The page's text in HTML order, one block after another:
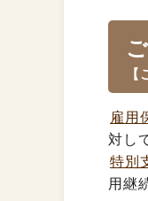
雇用
対し
特別
用継